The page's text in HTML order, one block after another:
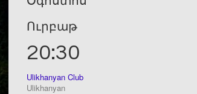
Ուրբաթ
20:30
Ulikhanyan Club
Ulikhanyan